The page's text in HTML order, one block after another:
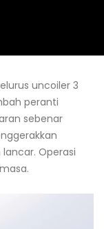
uncoiler 3
peranti
sebenar
Operasi